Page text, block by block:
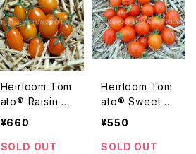
Heirloom Tom
ato® Raisin Or
ange エアルー
ン・オレンジ
¥660
SOLD OUT
Heirloom Tom
ato® Sweet O
range 2 エアル
イート・オレン
¥550
SOLD OUT